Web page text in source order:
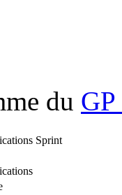
du
Sprint